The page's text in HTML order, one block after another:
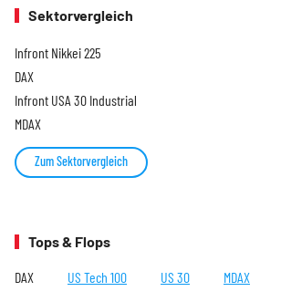
Sektorvergleich
Infront Nikkei 225
DAX
Infront USA 30 Industrial
MDAX
Zum Sektorvergleich
Tops & Flops
DAX US Tech 100 US 30 MDAX